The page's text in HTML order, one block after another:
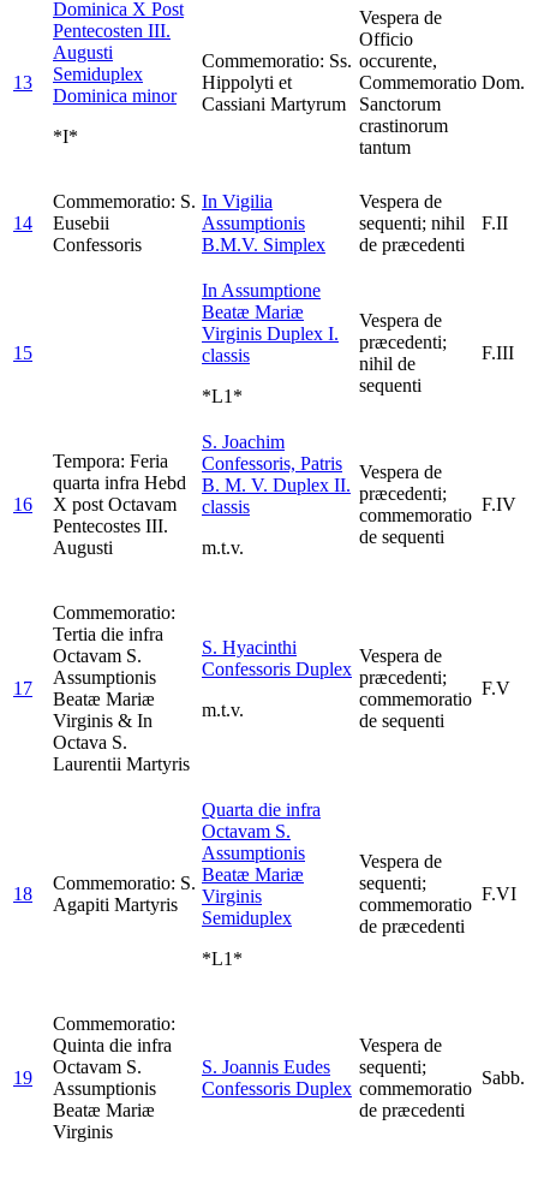
13
Dominica X Post
Pentecosten III.
Augusti
Semiduplex
Dominica minor
*I*
Commemoratio: Ss.
Hippolyti et
Cassiani Martyrum
Vespera de
Officio
occurente,
Commemoratio
Sanctorum
crastinorum
tantum
Dom.
14
Commemoratio: S.
Eusebii
Confessoris
In Vigilia
Assumptionis
B.M.V. Simplex
Vespera de
sequenti; nihil
de præcedenti
F.II
15
In Assumptione
Beatæ Mariæ
Virginis Duplex I.
classis
*L1*
Vespera de
præcedenti;
nihil de
sequenti
F.III
16
Tempora: Feria
quarta infra Hebd
X post Octavam
Pentecostes III.
Augusti
S. Joachim
Confessoris, Patris
B. M. V. Duplex II.
classis
m.t.v.
Vespera de
præcedenti;
commemoratio
de sequenti
F.IV
17
Commemoratio:
Tertia die infra
Octavam S.
Assumptionis
Beatæ Mariæ
Virginis & In
Octava S.
Laurentii Martyris
S. Hyacinthi
Confessoris Duplex
m.t.v.
Vespera de
præcedenti;
commemoratio
de sequenti
F.V
18
Commemoratio: S.
Agapiti Martyris
Quarta die infra
Octavam S.
Assumptionis
Beatæ Mariæ
Virginis
Semiduplex
*L1*
Vespera de
sequenti;
commemoratio
de præcedenti
F.VI
19
Commemoratio:
Quinta die infra
Octavam S.
Assumptionis
Beatæ Mariæ
Virginis
S. Joannis Eudes
Confessoris Duplex
Vespera de
sequenti;
commemoratio
de præcedenti
Sabb.